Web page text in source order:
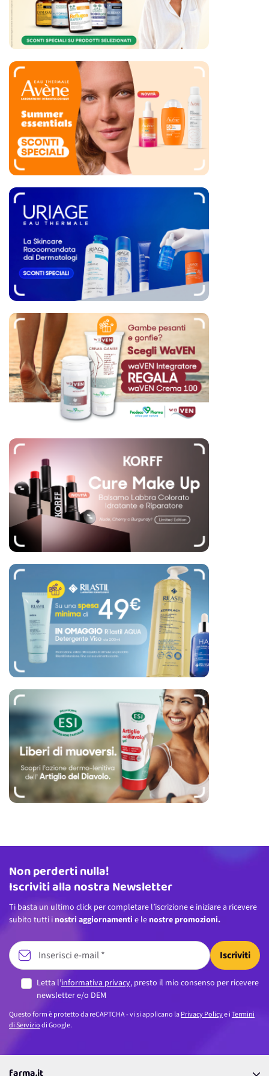
Indirizzo email
Non perderti nulla!
Iscriviti alla nostra Newsletter
Ti basta un ultimo click per completare l’iscrizione e iniziare a ricevere
subito tutti i nostri aggiornamenti e le nostre promozioni.
Iscriviti
Letta l’informativa privacy, presto il mio consenso per ricevere
newsletter e/o DEM
Questo form è protetto da reCAPTCHA - vi si applicano laPrivacy Policye iTermini
di Serviziodi Google.